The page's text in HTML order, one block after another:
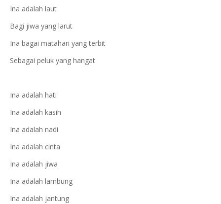
Ina adalah laut
Bagi jiwa yang larut
Ina bagai matahari yang terbit
Sebagai peluk yang hangat
Ina adalah hati
Ina adalah kasih
Ina adalah nadi
Ina adalah cinta
Ina adalah jiwa
Ina adalah lambung
Ina adalah jantung